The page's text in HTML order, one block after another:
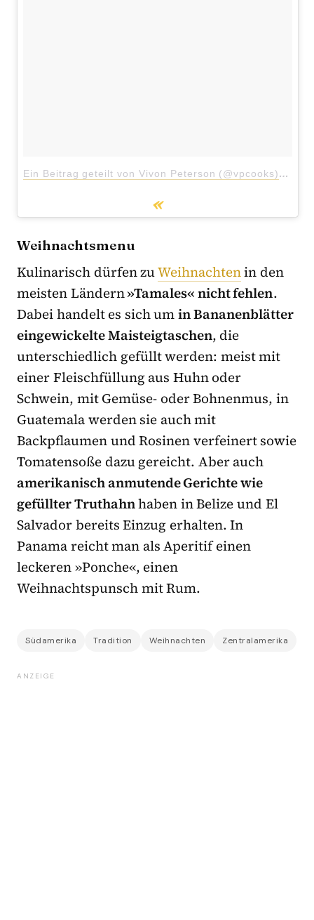
Ein Beitrag geteilt von Vivon Peterson (@vpcooks)
am
Weihnachtsmenu
Kulinarisch dürfen zuWeihnachtenin den
meisten Ländern»Tamales« nicht fehlen.
Dabei handelt es sich umin Bananenblätter
eingewickelte Maisteigtaschen, die
unterschiedlich gefüllt werden: meist mit
einer Fleischfüllung aus Huhn oder
Schwein, mit Gemüse- oder Bohnenmus, in
Guatemala werden sie auch mit
Backpflaumen und Rosinen verfeinert sowie
Tomatensoße dazu gereicht. Aber auch
amerikanisch anmutende Gerichte wie
gefüllter Truthahnhaben in Belize und El
Salvador bereits Einzug erhalten. In
Panama reicht man als Aperitif einen
leckeren »Ponche«, einen
Weihnachtspunsch mit Rum.
Südamerika Tradition Weihnachten Zentralamerika
ANZEIGE